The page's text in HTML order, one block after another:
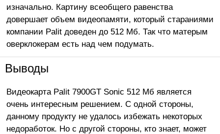
изначально. Картину всеобщего равенства
довершает объем видеопамяти, который стараниями
компании Palit доведен до 512 Мб. Так что матерым
оверклокерам есть над чем подумать.
Выводы
Видеокарта Palit 7900GT Sonic 512 Мб является
очень интересным решением. С одной стороны,
данному продукту не удалось избежать некоторых
недоработок. Но с другой стороны, кто знает, может